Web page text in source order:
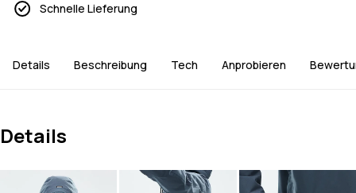
Schnelle Lieferung
Details Beschreibung Tech Anprobieren
Details